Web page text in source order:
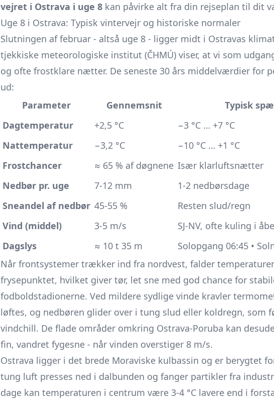
vejret i Ostrava i uge 8 kan påvirke alt fra din rejseplan til dit
Uge 8 i Ostrava: Typisk vintervejr og historiske normaler
Slutningen af februar - altså uge 8 - ligger midt i Ostravas
tjekkiske meteorologiske institut (ČHMÚ) viser, at vi som
og ofte frostklare nætter. De seneste 30 års middelværdier for
ud:
Parameter
Gennemsnit
Typisk
Dagtemperatur
+2,5 °C
−3 °C … +7 °C
Nattemperatur
−3,2 °C
−10 °C … +1 °C
Frostchancer
≈ 65 % af døgnene Især klarluftsnætter
Nedbør pr. uge
7-12 mm
1-2 nedbørsdage
Sneandel af nedbør 45-55 %
Resten slud/regn
Vind (middel)
3-5 m/s
SJ-NV, ofte kuling i
Dagslys
≈ 10 t 35 m
Solopgang 06:45 •
Når frontsystemer trækker ind fra nordvest, falder
frysepunktet, hvilket giver tør, let sne med god chance for
fodboldstadionerne. Ved mildere sydlige vinde kravler
løftes, og nedbøren glider over i tung slud eller koldregn, som
vindchill. De flade områder omkring Ostrava-Poruba kan
fin, vandret fygesne - når vinden overstiger 8 m/s.
Ostrava ligger i det brede Moraviske kulbassin og er berygtet
tung luft presses ned i dalbunden og fanger partikler fra
dage kan temperaturen i centrum være 3-4 °C lavere end i